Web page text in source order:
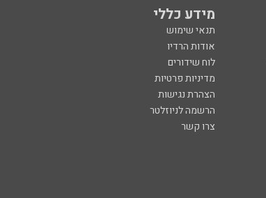
מידע כללי
תנאי שימוש
אודות הרדיו
לוח שידורים
מדיניות פרטיות
הצהרת נגישות
הרשמה לניוזלטר
צרו קשר